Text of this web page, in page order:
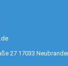
27 17033